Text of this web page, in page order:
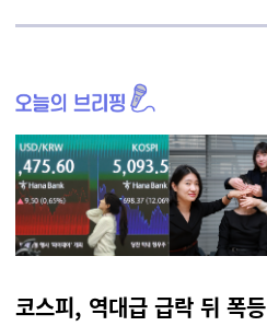
코스피, 역대급 급락 뒤 폭등